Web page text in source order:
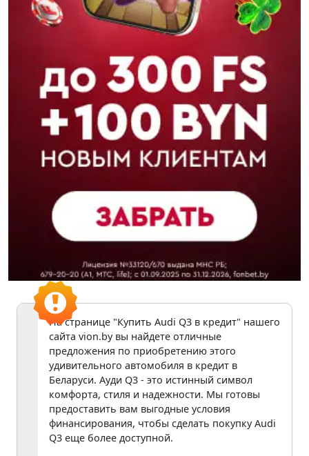
На странице "Купить Audi Q3 в кредит" нашего
сайта vion.by вы найдете отличные
предложения по приобретению этого
удивительного автомобиля в кредит в
Беларуси. Ауди Q3 - это истинный символ
комфорта, стиля и надежности. Мы готовы
предоставить вам выгодные условия
финансирования, чтобы сделать покупку Audi
Q3 еще более доступной.